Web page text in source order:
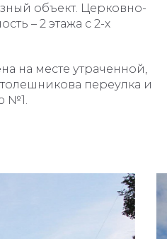
объект. Церковно-
– 2 этажа с 2-х
на месте утраченной,
переулка и
№1.